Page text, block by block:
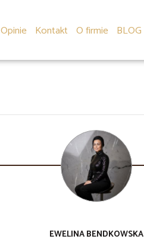
Opinie Kontakt O firmie BLOG
EWELINABENDKOWSKA